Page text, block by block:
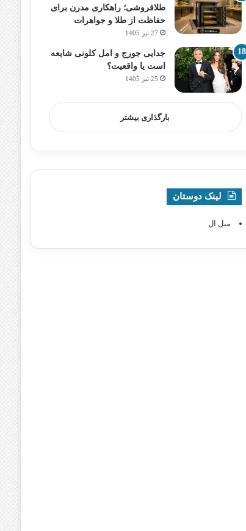
طلافروشی؛ راهکاری مدرن برای
حفاظت از طلا و جواهرات
27 تیر 1405
جدایی جورج و امل کلونی شایعه
است یا واقعیت؟
25 تیر 1405
بارگذاری بیشتر
لینک دوستان
مبل ال